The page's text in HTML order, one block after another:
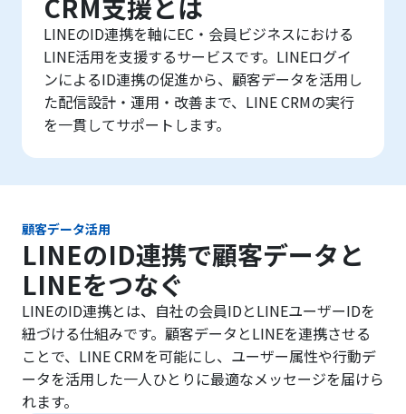
CRM支援とは
LINEのID連携を軸にEC・会員ビジネスにおける
LINE活用を支援するサービスです。LINEログイ
ンによるID連携の促進から、顧客データを活用し
た配信設計・運用・改善まで、LINE CRMの実行
を一貫してサポートします。
顧客データ活用
LINEのID連携で顧客データと
LINEをつなぐ
LINEのID連携とは、自社の会員IDとLINEユーザーIDを
紐づける仕組みです。顧客データとLINEを連携させる
ことで、LINE CRMを可能にし、ユーザー属性や行動デ
ータを活用した一人ひとりに最適なメッセージを届けら
れます。